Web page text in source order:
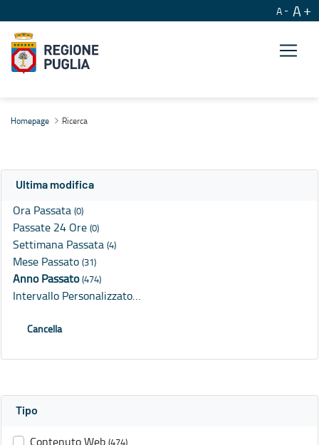
A A
Homepage Ricerca
Ultima modifica
Ora Passata (0)
Passate 24 Ore (0)
Settimana Passata (4)
Mese Passato (31)
Anno Passato(474)
Intervallo Personalizzato…
Cancella
Tipo
Contenuto Web (474)